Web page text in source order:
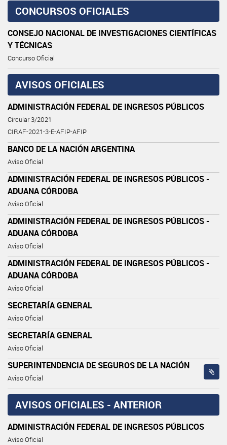
CONCURSOS OFICIALES
CONSEJO NACIONAL DE INVESTIGACIONES CIENTÍFICAS
Y TÉCNICAS
Concurso Oficial
AVISOS OFICIALES
ADMINISTRACIÓN FEDERAL DE INGRESOS PÚBLICOS
Circular 3/2021
CIRAF-2021-3-E-AFIP-AFIP
BANCO DE LA NACIÓN ARGENTINA
Aviso Oficial
ADMINISTRACIÓN FEDERAL DE INGRESOS PÚBLICOS -
ADUANA CÓRDOBA
Aviso Oficial
ADMINISTRACIÓN FEDERAL DE INGRESOS PÚBLICOS -
ADUANA CÓRDOBA
Aviso Oficial
ADMINISTRACIÓN FEDERAL DE INGRESOS PÚBLICOS -
ADUANA CÓRDOBA
Aviso Oficial
SECRETARÍA GENERAL
Aviso Oficial
SECRETARÍA GENERAL
Aviso Oficial
SUPERINTENDENCIA DE SEGUROS DE LA NACIÓN
Aviso Oficial
AVISOS OFICIALES - ANTERIOR
ADMINISTRACIÓN FEDERAL DE INGRESOS PÚBLICOS
Aviso Oficial